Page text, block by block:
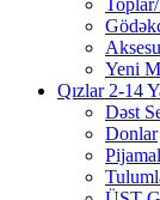
Yeni
Qızlar 2-14
Dəst
Donlar